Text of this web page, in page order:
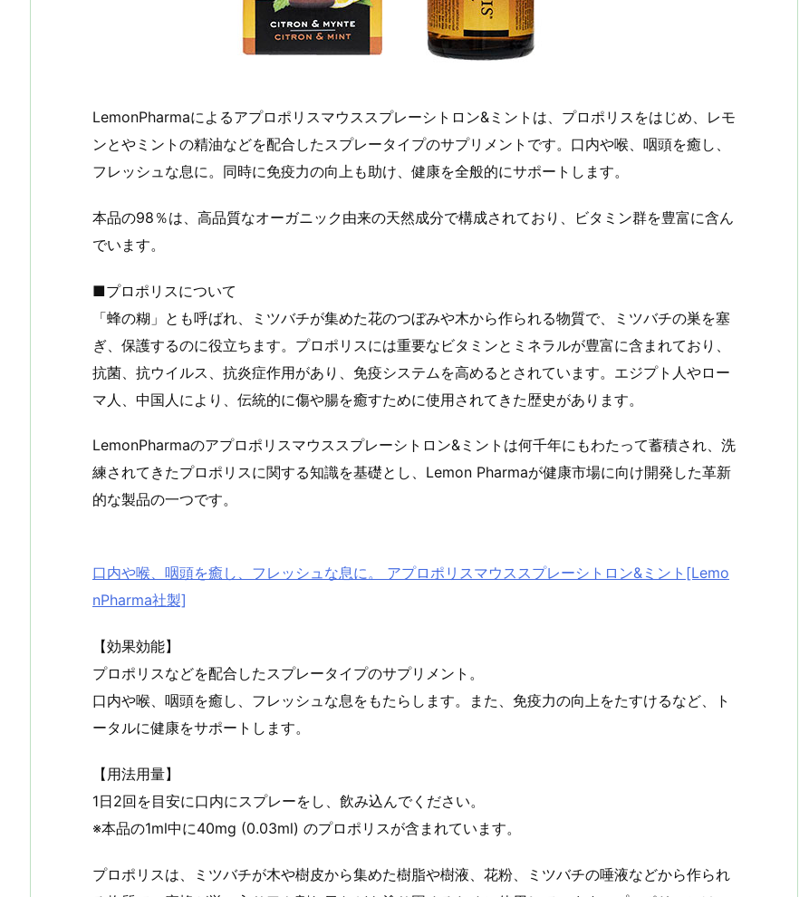
LemonPharmaによるアプロポリスマウススプレーシトロン&ミントは、プロポリスをはじめ、レモ
ンとやミントの精油などを配合したスプレータイプのサプリメントです。口内や喉、咽頭を癒し、
フレッシュな息に。同時に免疫力の向上も助け、健康を全般的にサポートします。
本品の98％は、高品質なオーガニック由来の天然成分で構成されており、ビタミン群を豊富に含ん
でいます。
■プロポリスについて
「蜂の糊」とも呼ばれ、ミツバチが集めた花のつぼみや木から作られる物質で、ミツバチの巣を塞
ぎ、保護するのに役立ちます。プロポリスには重要なビタミンとミネラルが豊富に含まれており、
抗菌、抗ウイルス、抗炎症作用があり、免疫システムを高めるとされています。エジプト人やロー
マ人、中国人により、伝統的に傷や腸を癒すために使用されてきた歴史があります。
LemonPharmaのアプロポリスマウススプレーシトロン&ミントは何千年にもわたって蓄積され、洗
練されてきたプロポリスに関する知識を基礎とし、Lemon Pharmaが健康市場に向け開発した革新
的な製品の一つです。
口内や喉、咽頭を癒し、フレッシュな息に。 アプロポリスマウススプレーシトロン&ミント[Lemo
nPharma社製]
【効果効能】
プロポリスなどを配合したスプレータイプのサプリメント。
口内や喉、咽頭を癒し、フレッシュな息をもたらします。また、免疫力の向上をたすけるなど、ト
ータルに健康をサポートします。
【用法用量】
1日2回を目安に口内にスプレーをし、飲み込んでください。
※本品の1ml中に40mg (0.03ml) のプロポリスが含まれています。
プロポリスは、ミツバチが木や樹皮から集めた樹脂や樹液、花粉、ミツバチの唾液などから作られ